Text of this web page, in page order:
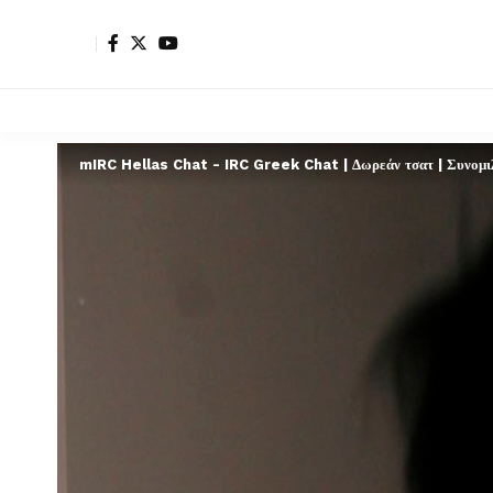
mIRC Hellas Chat - IRC Greek Chat | Δωρεάν τσατ |